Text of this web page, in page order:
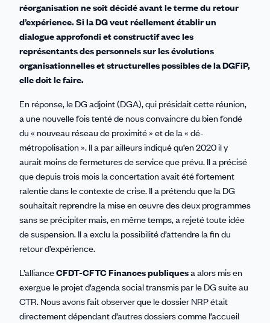
réorganisation ne soit décidé avant le terme du retour
d’expérience. Si la DG veut réellement établir un
dialogue approfondi et constructif avec les
représentants des personnels sur les évolutions
organisationnelles et structurelles possibles de la DGFiP,
elle doit le faire.
En réponse, le DG adjoint (DGA), qui présidait cette réunion,
a une nouvelle fois tenté de nous convaincre du bien fondé
du « nouveau réseau de proximité » et de la « dé-
métropolisation ». Il a par ailleurs indiqué qu’en 2020 il y
aurait moins de fermetures de service que prévu. Il a précisé
que depuis trois mois la concertation avait été fortement
ralentie dans le contexte de crise. Il a prétendu que la DG
souhaitait reprendre la mise en œuvre des deux programmes
sans se précipiter mais, en même temps, a rejeté toute idée
de suspension. Il a exclu la possibilité d’attendre la fin du
retour d’expérience.
L’allianceCFDT-CFTC Finances publiquesa alors mis en
exergue le projet d’agenda social transmis par le DG suite au
CTR. Nous avons fait observer que le dossier NRP était
directement dépendant d’autres dossiers comme l’accueil